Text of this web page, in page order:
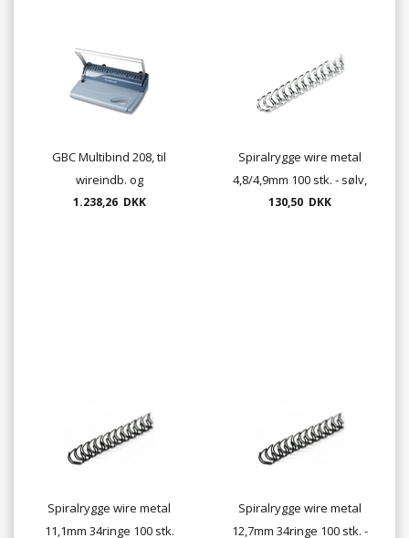
GBC Multibind 208, til
wireindb. og
plastindbindning
1.238,26 DKK
Spiralrygge wire metal
4,8/4,9mm 100 stk. - sølv,
guld, hvid, sort, rød og blå
130,50 DKK
Spiralrygge wire metal
11,1mm 34ringe 100 stk.
Spiralrygge wire metal
12,7mm 34ringe 100 stk. -